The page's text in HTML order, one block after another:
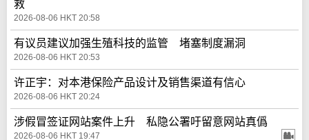
救
2026-08-06 HKT 20:58
有议员建议加强生殖科技的监管 堵塞制度漏洞
2026-08-06 HKT 20:53
许正宇：对本港保险产品设计及销售渠道有信心
2026-08-06 HKT 20:24
涉假冒签证网站案件上升 私隐公署吁留意网站真僞
2026-08-06 HKT 19:47